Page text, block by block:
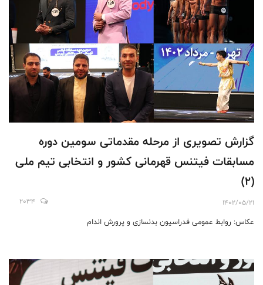
گزارش تصویری از مرحله مقدماتی سومين دوره
مسابقات فیتنس قهرمانی کشور و انتخابی تیم ملی
(2)
1402/05/21
2034
عکاس: روابط عمومی فدراسیون بدنسازی و پرورش اندام